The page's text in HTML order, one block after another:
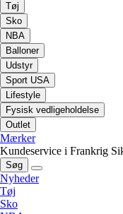
Tøj
Sko
NBA
Balloner
Udstyr
Sport USA
Lifestyle
Fysisk vedligeholdelse
Outlet
Mærker
Kundeservice i Frankrig
Søg
Nyheder
Tøj
Sko